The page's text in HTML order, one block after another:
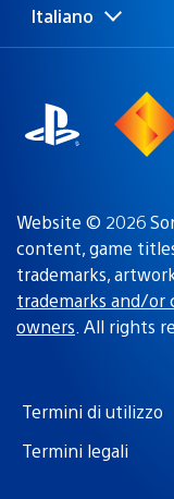
Seleziona
una
Regione
attuale:
Italiano
Website © 2026
content, game
trademarks,
trademarks and/
owners. All rights
Termini di utilizzo
Termini legali